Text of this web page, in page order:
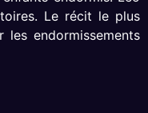
Le récit le plus
endormissements